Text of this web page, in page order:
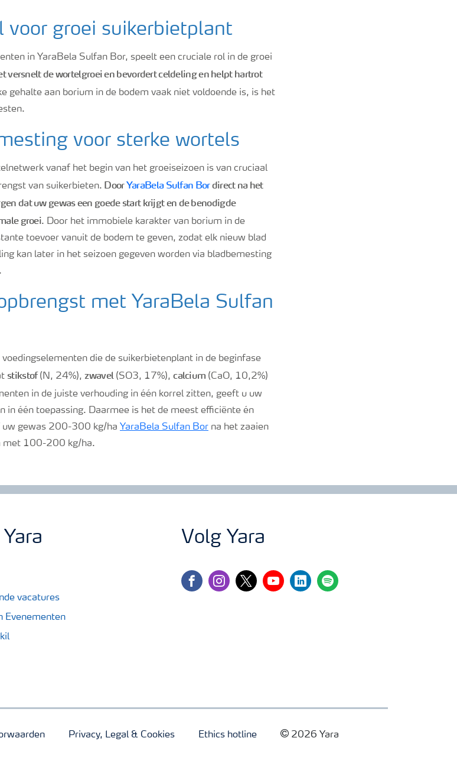
voor groei suikerbietplant
in YaraBela Sulfan Bor, speelt een cruciale rol in de groei
versnelt de wortelgroei en bevordert celdeling en helpt hartrot
gehalte aan borium in de bodem vaak niet voldoende is, is het
voor sterke wortels
vanaf het begin van het groeiseizoen is van cruciaal
van suikerbieten. DoorYaraBela Sulfan Bordirect na het
dat uw gewas een goede start krijgt en de benodigde
groei. Door het immobiele karakter van borium in de
toevoer vanuit de bodem te geven, zodat elk nieuw blad
kan later in het seizoen gegeven worden via bladbemesting
met YaraBela Sulfan
die de suikerbietenplant in de beginfase
stikstof(N, 24%),zwavel(SO3, 17%),calcium (CaO, 10,2%)
in de juiste verhouding in één korrel zitten, geeft u uw
in één toepassing. Daarmee is het de meest efficiënte én
uw gewas 200-300 kg/ha YaraBela Sulfan Bor na het zaaien
met 100-200 kg/ha.
vacatures
Evenementen
Volg Yara
facebookinstagram
twitteryoutubelinkedinspotify
Privacy, Legal & Cookies Ethics hotline 2026 Yara